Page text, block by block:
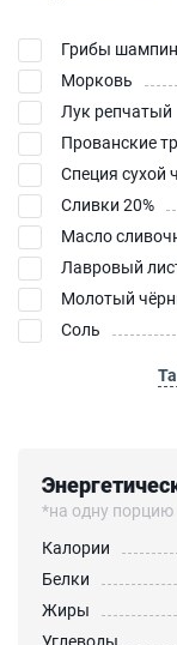
Грибы
Морковь
Лук репчатый
Прованские
Специя сухой
Сливки 20%
Масло
Лавровый
Молотый
Соль
*на одну порцию
Калории
Белки
Жиры